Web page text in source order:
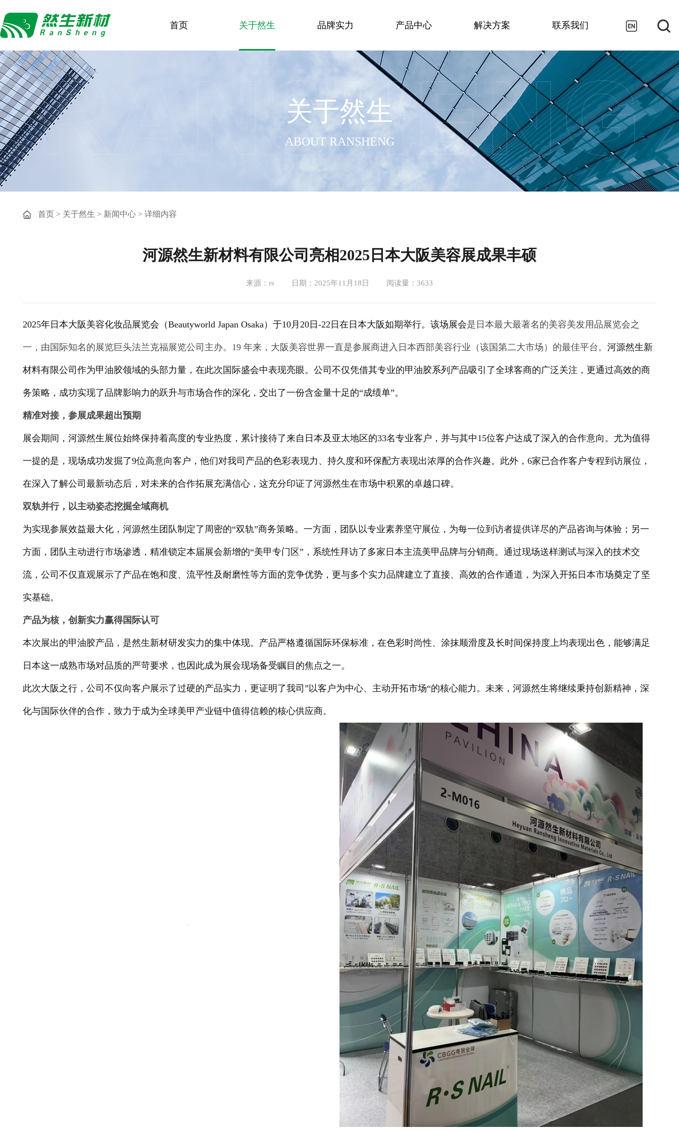
首页 关于然生 品牌实力 产品中心 解决方案 联系我们
关于然生
ABOUT RANSHENG
首页 > 关于然生 > 新闻中心 > 详细内容
河源然生新材料有限公司亮相2025日本大阪美容展成果丰硕
来源：rs 日期：2025年11月18日 阅读量：3633
2025年日本大阪美容化妆品展览会（Beautyworld Japan Osaka）于10月20日-22日在 日本大阪如期举行。该场展会是日本最大最著名的美容美发用品展览会之
一，由国际知名的展览巨头法兰克福展览公司主办。19 年来，大阪美容世界一直是参展商进入日本西部美容行业（该国第二大市场）的最佳平台。 河源然生新
材料有限公司作为甲油胶领域的头部力量，在此次国际盛会中表现亮眼。公司不仅凭借其专业的甲油胶系列产品吸引了全球客商的广泛关注，更通过高效的商
务策略，成功实现了品牌影响力的跃升与市场合作的深化，交出了一份含金量十足的“成绩单”。
精准对接，参展成果超出预期
展会期间，河源然生展位始终保持着高度的专业热度，累计接待了来自日本及亚太地区的33名专业客户，并与其中15位客户达成了深入的合作意向。尤为值得
一提的是，现场成功发掘了9位高意向客户，他们对我司产品的色彩表现力、持久度和环保配方表现出浓厚的合作兴趣。此外，6家已合作客户专程到访展位，
在深入了解公司最新动态后，对未来的合作拓展充满信心，这充分印证了河源然生在市场中积累的卓越口碑。
双轨并行，以主动姿态挖掘全域商机
为实现参展效益最大化，河源然生团队制定了周密的“双轨”商务策略。一方面，团队以专业素养坚守展位，为每一位到访者提供详尽的产品咨询与体验；另一
方面，团队主动进行市场渗透，精准锁定本届展会新增的“美甲专门区”，系统性拜访了多家日本主流美甲品牌与分销商。通过现场送样测试与深入的技术交
流，公司不仅直观展示了产品在饱和度、流平性及耐磨性等方面的竞争优势，更与多个实力品牌建立了直接、高效的合作通道，为深入开拓日本市场奠定了坚
实基础。
产品为核，创新实力赢得国际认可
本次展出的甲油胶产品，是然生新材研发实力的集中体现。产品严格遵循国际环保标准，在色彩时尚性、涂抹顺滑度及长时间保持度上均表现出色，能够满足
日本这一成熟市场对品质的严苛要求，也因此成为展会现场备受瞩目的焦点之一。
此次大阪之行，公司不仅向客户展示了过硬的产品实力，更证明了我司”以客户为中心、主动开拓市场“的核心能力。未来，河源然生将继续秉持创新精神，深
化与国际伙伴的合作，致力于成为全球美甲产业链中值得信赖的核心供应商。